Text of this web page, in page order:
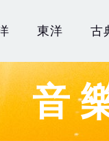
東洋 古
音